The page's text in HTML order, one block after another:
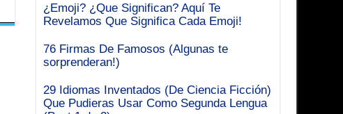
¿Emoji? ¿Que Significan? Aquí Te
Revelamos Que Significa Cada Emoji!
76 Firmas De Famosos (Algunas te
sorprenderan!)
29 Idiomas Inventados (De Ciencia Ficción)
Que Pudieras Usar Como Segunda Lengua